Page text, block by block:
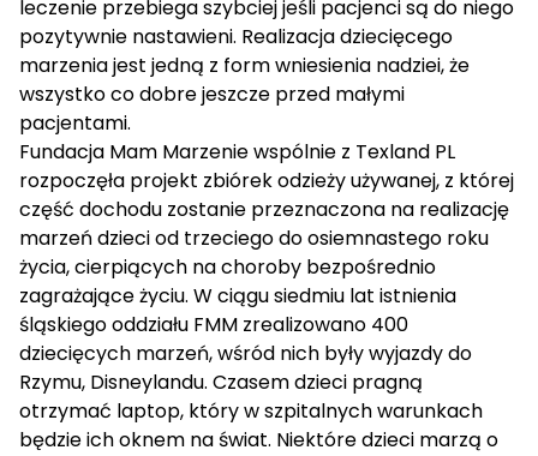
leczenie przebiega szybciej jeśli pacjenci są do niego
pozytywnie nastawieni. Realizacja dziecięcego
marzenia jest jedną z form wniesienia nadziei, że
wszystko co dobre jeszcze przed małymi
pacjentami.
Fundacja Mam Marzenie wspólnie z Texland PL
rozpoczęła projekt zbiórek odzieży używanej, z której
część dochodu zostanie przeznaczona na realizację
marzeń dzieci od trzeciego do osiemnastego roku
życia, cierpiących na choroby bezpośrednio
zagrażające życiu. W ciągu siedmiu lat istnienia
śląskiego oddziału FMM zrealizowano 400
dziecięcych marzeń, wśród nich były wyjazdy do
Rzymu, Disneylandu. Czasem dzieci pragną
otrzymać laptop, który w szpitalnych warunkach
będzie ich oknem na świat. Niektóre dzieci marzą o